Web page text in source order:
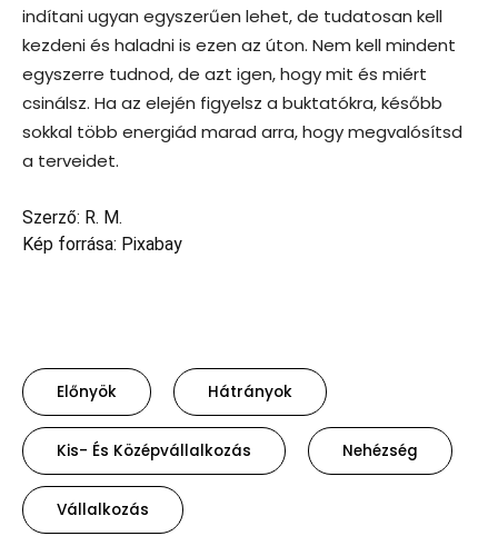
indítani ugyan egyszerűen lehet, de tudatosan kell
kezdeni és haladni is ezen az úton. Nem kell mindent
egyszerre tudnod, de azt igen, hogy mit és miért
csinálsz. Ha az elején figyelsz a buktatókra, később
sokkal több energiád marad arra, hogy megvalósítsd
a terveidet.
Szerző: R. M.
Kép forrása: Pixabay
Előnyök Hátrányok
Kis- És Középvállalkozás Nehézség
Vállalkozás